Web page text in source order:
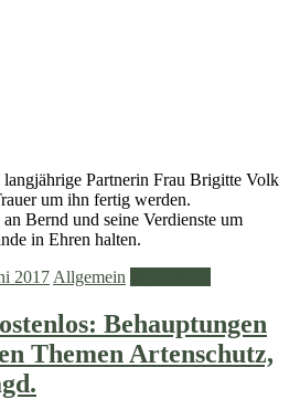
langjährige Partnerin Frau Brigitte Volk
um ihn fertig werden.
Bernd und seine Verdienste um
in Ehren halten.
2017 Allgemein
Behauptungen
Themen Artenschutz,